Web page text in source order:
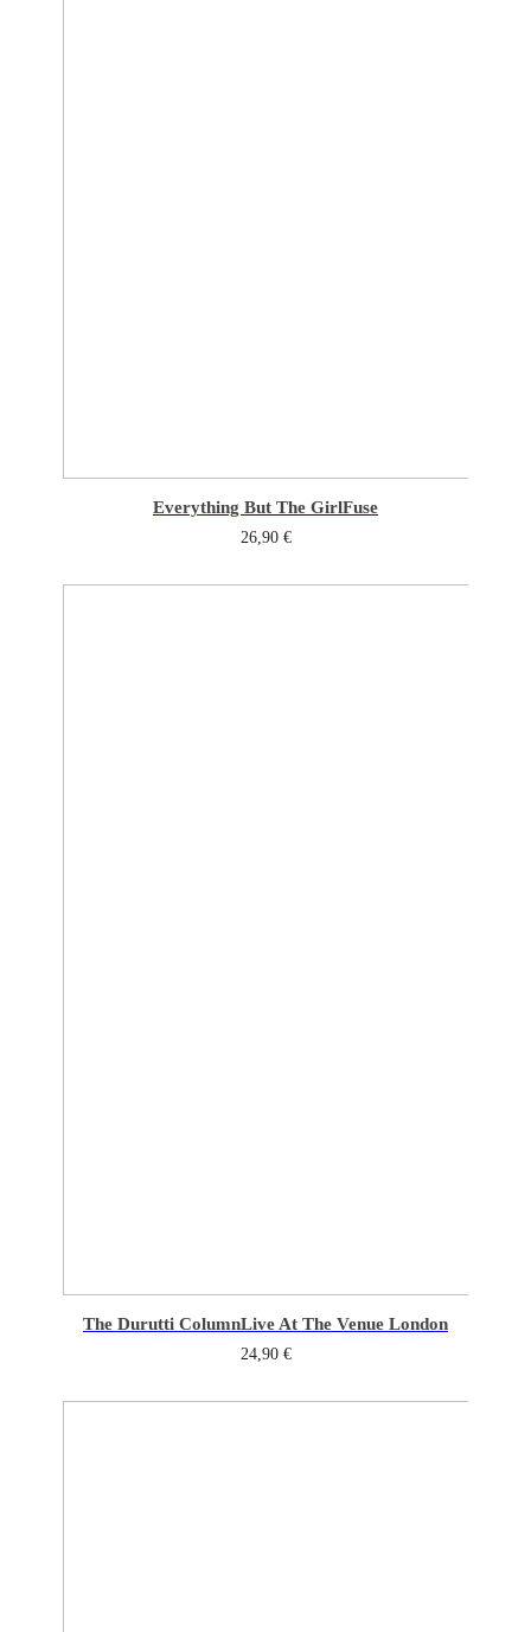
Everything But The GirlFuse
26,90 €
The Durutti ColumnLive At The Venue London
24,90 €